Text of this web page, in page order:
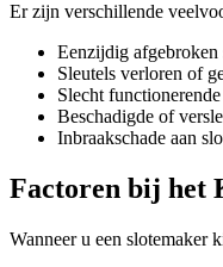
Er zijn verschillende
Eenzijdig afgebroken
Sleutels verloren of
Slecht
Beschadigde of
Inbraakschade aan
Factoren bij het
Wanneer u een slotemaker